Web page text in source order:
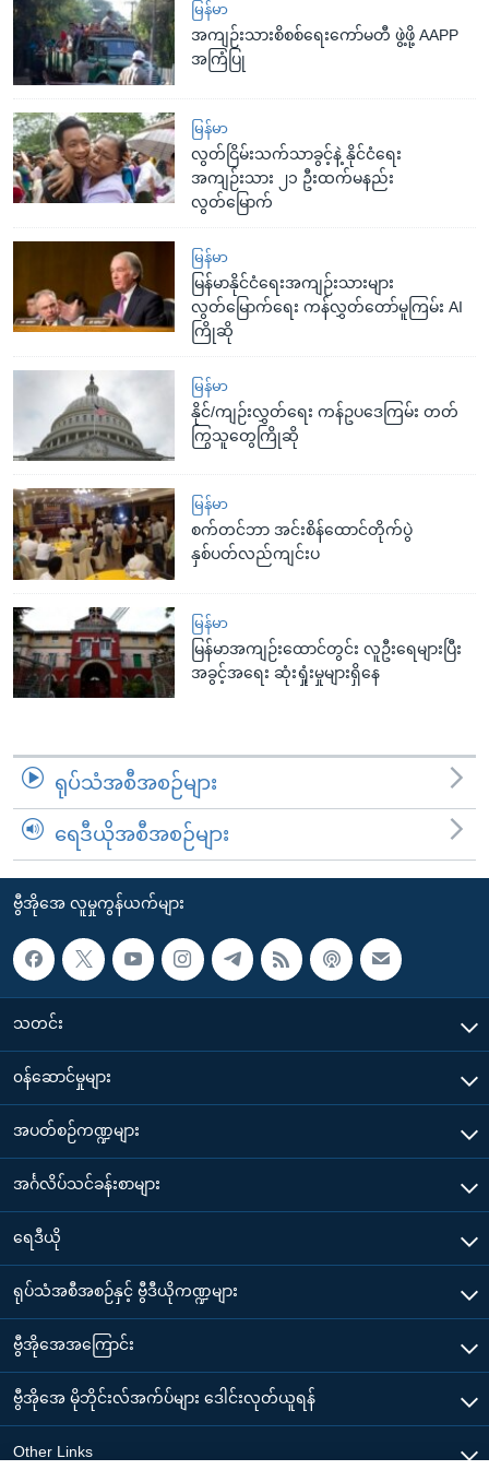
မြန်မာ
အကျဉ်းသားစိစစ်ရေးကော်မတီ ဖွဲ့ဖို့ AAPP
အကြံပြု
မြန်မာ
လွတ်ငြိမ်းသက်သာခွင့်နဲ့ နိုင်ငံရေး
အကျဉ်းသား ၂၁ ဦးထက်မနည်း
လွတ်မြောက်
မြန်မာ
မြန်မာနိုင်ငံရေးအကျဉ်းသားများ
လွတ်မြောက်ရေး ကန်လွှတ်တော်မူကြမ်း AI
ကြိုဆို
မြန်မာ
နိုင်/ကျဉ်းလွှတ်ရေး ကန်ဥပဒေကြမ်း တတ်
ကြွသူတွေကြိုဆို
မြန်မာ
စက်တင်ဘာ အင်းစိန်ထောင်တိုက်ပွဲ
နှစ်ပတ်လည်ကျင်းပ
မြန်မာ
မြန်မာအကျဉ်းထောင်တွင်း လူဦးရေများပြီး
အခွင့်အရေး ဆုံးရှုံးမှုများရှိနေ
ရုပ်သံအစီအစဉ်များ
ရေဒီယိုအစီအစဉ်များ
ဗွီအိုအေ လူမှုကွန်ယက်များ
သတင်း
၀န်ဆောင်မှုများ
အပတ်စဉ်ကဏ္ဍများ
အင်္ဂလိပ်သင်ခန်းစာများ
ရေဒီယို
ရုပ်သံအစီအစဉ်နှင့် ဗွီဒီယိုကဏ္ဍများ
ဗွီအိုအေအကြောင်း
ဗွီအိုအေ မိုဘိုင်းလ်အက်ပ်များ ဒေါင်းလုတ်ယူရန်
Other Links